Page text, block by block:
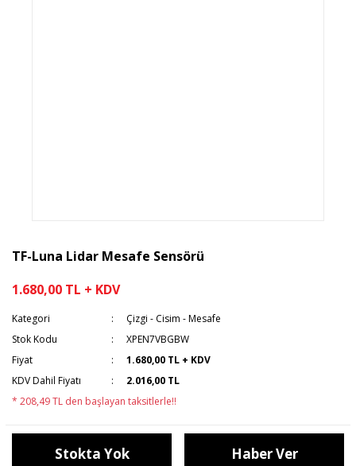
TF-Luna Lidar Mesafe Sensörü
1.680,00 TL + KDV
Kategori
Çizgi - Cisim - Mesafe
Stok Kodu
XPEN7VBGBW
Fiyat
1.680,00 TL + KDV
KDV Dahil Fiyatı
2.016,00 TL
* 208,49 TL den başlayan taksitlerle!!
Stokta Yok Haber Ver